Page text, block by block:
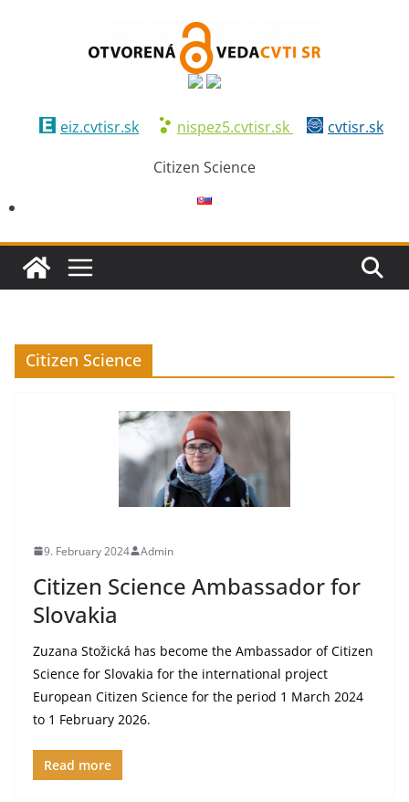
eiz.cvtisr.sk nispez5.cvtisr.sk
cvtisr.sk
Citizen Science
Citizen Science
9. February 2024 Admin
Citizen Science Ambassador for
Slovakia
Zuzana Stožická has become the Ambassador of Citizen
Science for Slovakia for the international project
European Citizen Science for the period 1 March 2024
to 1 February 2026.
Read more